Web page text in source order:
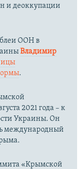
и деоккупации
ООН в
Владимир
.
2021 года – к
Украины. Он
международный
«Крымской